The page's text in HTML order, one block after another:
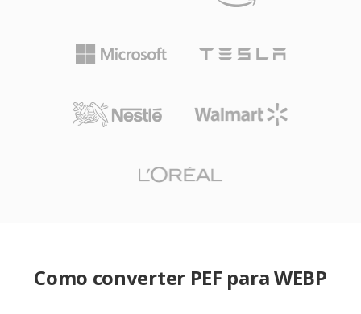
Como converter PEF para WEBP